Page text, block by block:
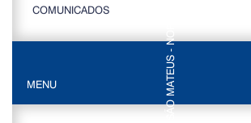
COMUNICADOS
MENU